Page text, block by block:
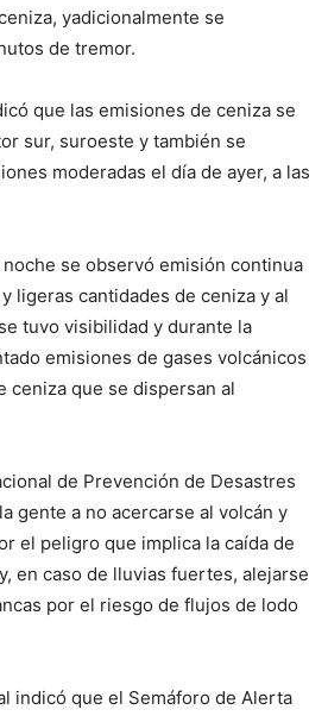
yadicionalmente se
de tremor.
que las emisiones de ceniza se
sur, suroeste y también se
moderadas el día de ayer, a las
se observó emisión continua
ligeras cantidades de ceniza y al
tuvo visibilidad y durante la
emisiones de gases volcánicos
ceniza que se dispersan al
de Prevención de Desastres
gente a no acercarse al volcán y
el peligro que implica la caída de
en caso de lluvias fuertes, alejarse
por el riesgo de flujos de lodo
indicó que el Semáforo de Alerta